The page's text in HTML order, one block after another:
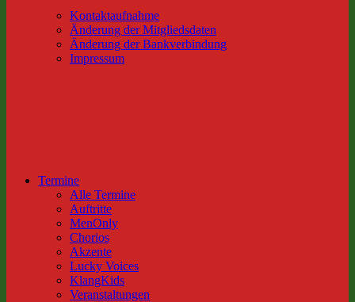
Kontaktaufnahme
Änderung der Mitgliedsdaten
Änderung der Bankverbindung
Impressum
Termine
Alle Termine
Auftritte
MenOnly
Chorios
Akzente
Lucky Voices
KlangKids
Veranstaltungen